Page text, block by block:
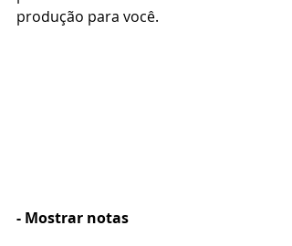
produção para você.
- Mostrar notas